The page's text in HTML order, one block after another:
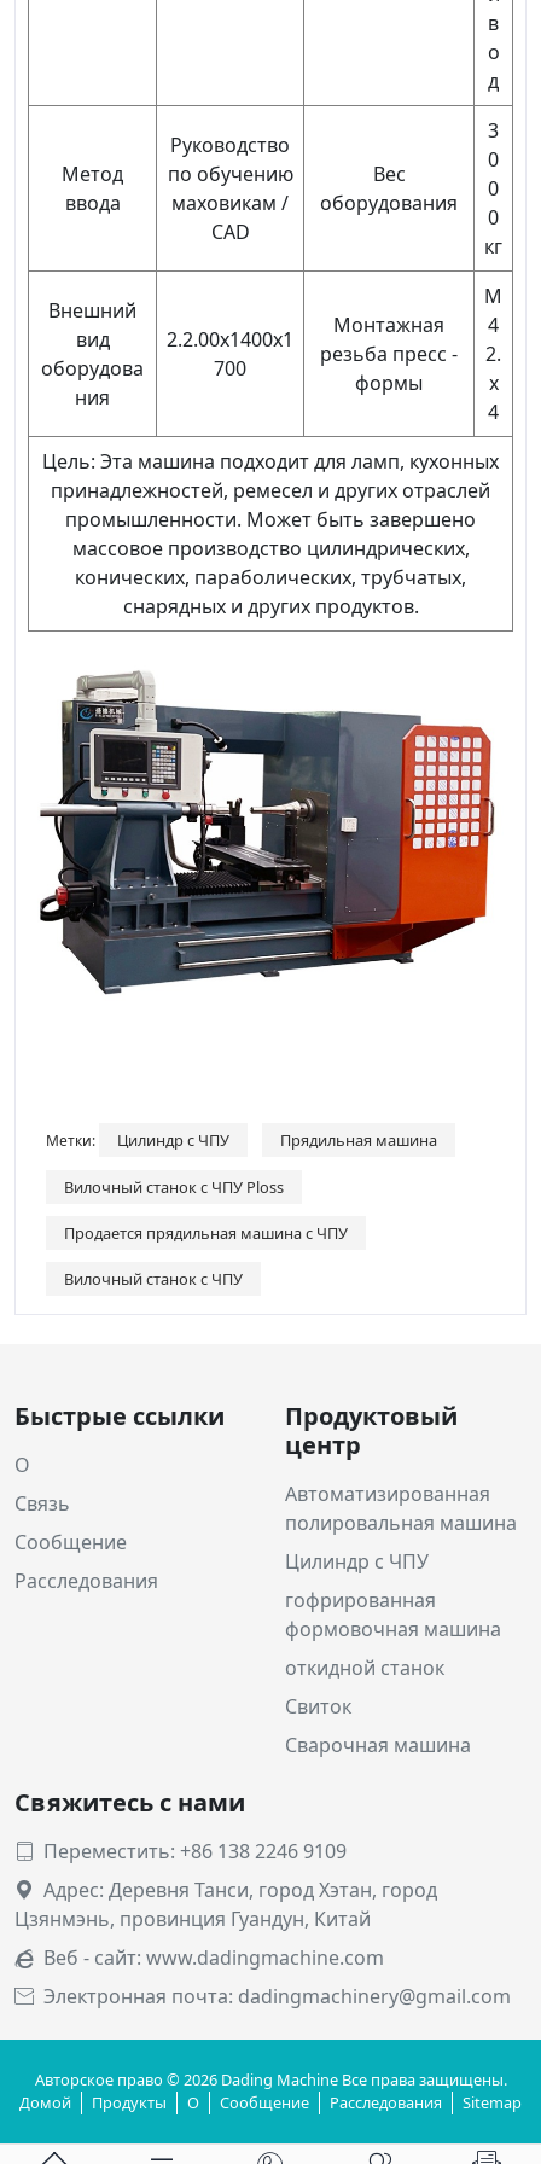
в
о
д
Метод
ввода
Руководство
по обучению
маховикам /
CAD
Вес
оборудования
3
0
0
0
кг
Внешний
вид
оборудова
ния
2.2.00x1400x1
700
Монтажная
резьба пресс -
формы
М
4
2.
х
4
Цель: Эта машина подходит для ламп, кухонных
принадлежностей, ремесел и других отраслей
промышленности. Может быть завершено
массовое производство цилиндрических,
конических, параболических, трубчатых,
снарядных и других продуктов.
Метки: Цилиндр с ЧПУ Прядильная машина
Вилочный станок с ЧПУ Ploss
Продается прядильная машина с ЧПУ
Вилочный станок с ЧПУ
Быстрые ссылки
О
Связь
Сообщение
Расследования
Продуктовый
центр
Автоматизированная
полировальная машина
Цилиндр с ЧПУ
гофрированная
формовочная машина
откидной станок
Свиток
Сварочная машина
Свяжитесь с нами
 Переместить: +86 138 2246 9109

Адрес: Деревня Танси, город Хэтан, город
Цзянмэнь, провинция Гуандун, Китай
 Веб - сайт: www.dadingmachine.com
 Электронная почта: dadingmachinery@gmail.com
Авторское право © 2026 Dading Machine Все права защищены.
Домой
Продукты О Сообщение Расследования Sitemap